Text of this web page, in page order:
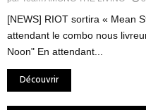
[NEWS] RIOT sortira « Mean
attendant le combo nous
Noon" En attendant...
Découvrir